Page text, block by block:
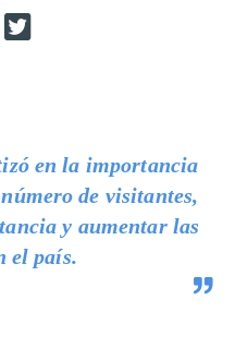
en la importancia
de visitantes,
y aumentar las
el país.